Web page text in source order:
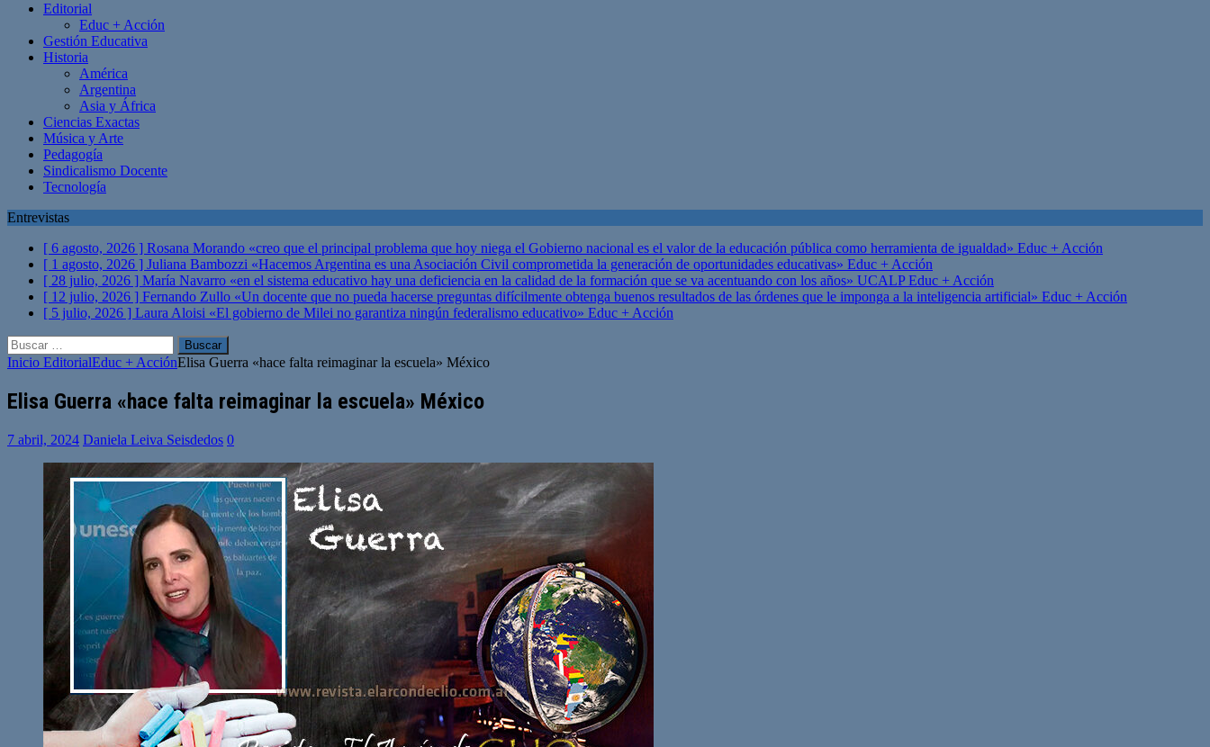
Editorial
Educ + Acción
Gestión Educativa
Historia
América
Argentina
Asia y África
Ciencias Exactas
Música y Arte
Pedagogía
Sindicalismo Docente
Tecnología
Entrevistas
[ 6 agosto, 2026 ] Rosana Morando «creo que el principal problema que hoy niega el Gobierno nacional es el valor de la educación pública como herramienta de igualdad» Educ + Acción
[ 1 agosto, 2026 ] Juliana Bambozzi «Hacemos Argentina es una Asociación Civil comprometida la generación de oportunidades educativas» Educ + Acción
[ 28 julio, 2026 ] María Navarro «en el sistema educativo hay una deficiencia en la calidad de la formación que se va acentuando con los años» UCALPEduc + Acción
[ 12 julio, 2026 ] Fernando Zullo «Un docente que no pueda hacerse preguntas difícilmente obtenga buenos resultados de las órdenes que le imponga a la inteligencia artificial» Educ + Acción
[ 5 julio, 2026 ] Laura Aloisi «El gobierno de Milei no garantiza ningún federalismo educativo» Educ + Acción
Buscar:
Inicio EditorialEduc + AcciónElisa Guerra «hace falta reimaginar la escuela» México
Elisa Guerra «hace falta reimaginar la escuela» México
7 abril, 2024 Daniela Leiva Seisdedos 0